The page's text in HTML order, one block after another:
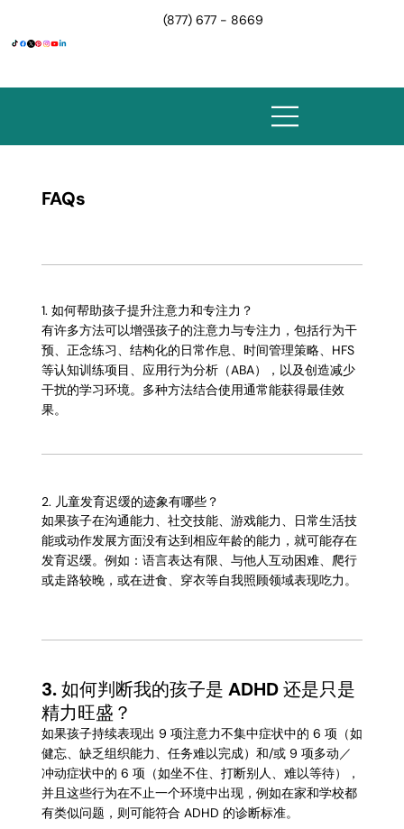
(877) 677 - 8669
FAQs
1. 如何帮助孩子提升注意力和专注力？
有许多方法可以增强孩子的注意力与专注力，包括行为干
预、正念练习、结构化的日常作息、时间管理策略、HFS
等认知训练项目、应用行为分析（ABA），以及创造减少
干扰的学习环境。多种方法结合使用通常能获得最佳效
果。
2. 儿童发育迟缓的迹象有哪些？
如果孩子在沟通能力、社交技能、游戏能力、日常生活技
能或动作发展方面没有达到相应年龄的能力，就可能存在
发育迟缓。例如：语言表达有限、与他人互动困难、爬行
或走路较晚，或在进食、穿衣等自我照顾领域表现吃力。
3.如何判断我的孩子是 ADHD 还是只是
精力旺盛？
如果孩子持续表现出 9 项注意力不集中症状中的 6 项（如
健忘、缺乏组织能力、任务难以完成）和/或 9 项多动／
冲动症状中的 6 项（如坐不住、打断别人、难以等待），
并且这些行为在不止一个环境中出现，例如在家和学校都
有类似问题，则可能符合 ADHD 的诊断标准。